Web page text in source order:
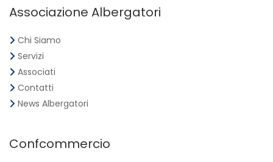
Associazione Albergatori
Chi Siamo
Servizi
Associati
Contatti
News Albergatori
Confcommercio